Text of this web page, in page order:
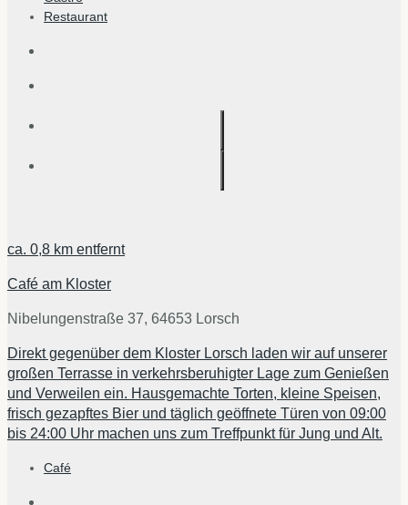
Restaurant
ca. 0,8 km entfernt
Café am Kloster
Nibelungenstraße 37, 64653 Lorsch
Direkt gegenüber dem Kloster Lorsch laden wir auf unserer
großen Terrasse in verkehrsberuhigter Lage zum Genießen
und Verweilen ein. Hausgemachte Torten, kleine Speisen,
frisch gezapftes Bier und täglich geöffnete Türen von 09:00
bis 24:00 Uhr machen uns zum Treffpunkt für Jung und Alt.
Café